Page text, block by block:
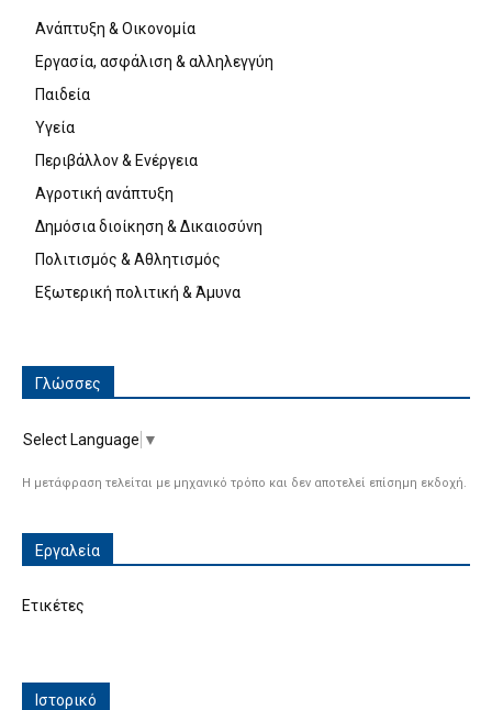
Ανάπτυξη & Οικονομία
Εργασία, ασφάλιση & αλληλεγγύη
Παιδεία
Υγεία
Περιβάλλον & Ενέργεια
Αγροτική ανάπτυξη
Δημόσια διοίκηση & Δικαιοσύνη
Πολιτισμός & Αθλητισμός
Εξωτερική πολιτική & Άμυνα
Γλώσσες
Select Language ▼
Η μετάφραση τελείται με μηχανικό τρόπο και δεν αποτελεί επίσημη εκδοχή.
Εργαλεία
Ετικέτες
Ιστορικό